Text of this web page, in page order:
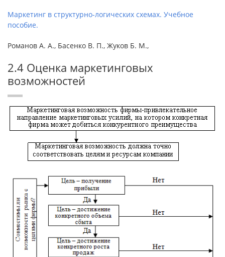
Маркетинг в структурно-логических схемах. Учебное
пособие.
Романов А. А., Басенко В. П., Жуков Б. М.,
2.4 Оценка маркетинговых
возможностей